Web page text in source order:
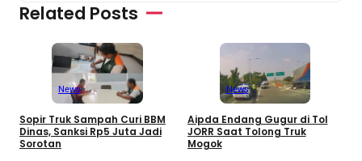
Related Posts
News
Sopir Truk Sampah Curi BBM
Dinas, Sanksi Rp5 Juta Jadi
Sorotan
News
Aipda Endang Gugur di Tol
JORR Saat Tolong Truk
Mogok